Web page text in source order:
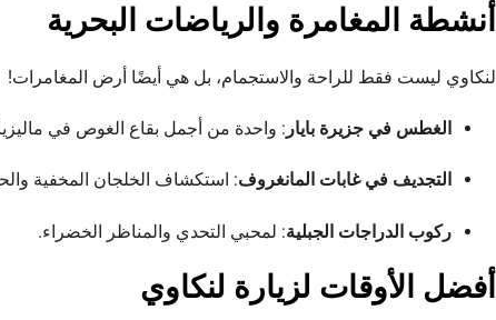
أنشطة المغامرة والرياضات البحرية
لنكاوي ليست فقط للراحة والاستجمام، بل هي أيضًا أرض المغامرات!
الغطس في جزيرة بايار : واحدة من أجمل بقاع الغوص في
التجديف في غابات المانغروف: استكشاف الخلجان المخفية
ركوب الدراجات الجبلية: لمحبي التحدي والمناظر الخضراء.
أفضل الأوقات لزيارة لنكاوي